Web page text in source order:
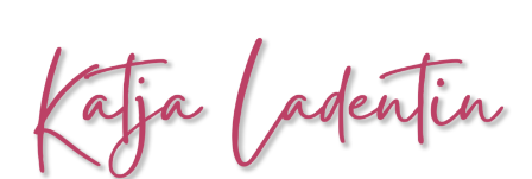
springen